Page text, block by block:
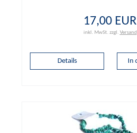
17,00 EUR
inkl. MwSt. zzgl. Versand
Details